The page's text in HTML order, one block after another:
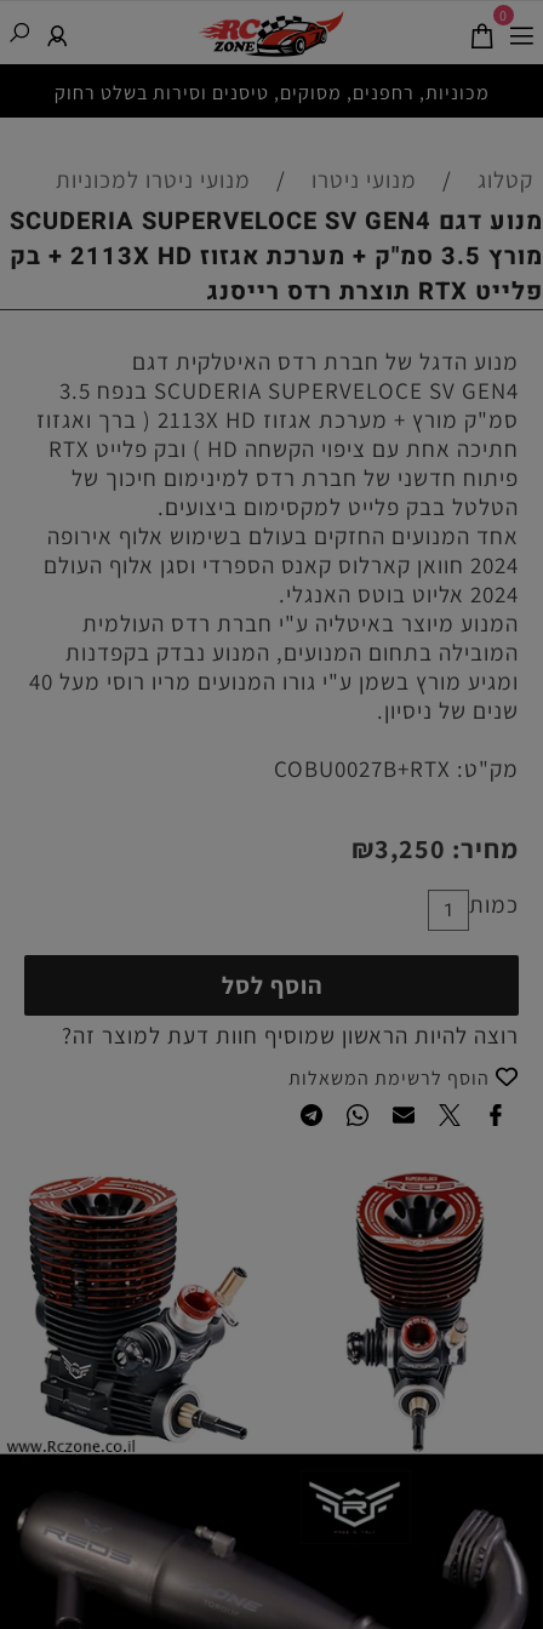
מכוניות, רחפנים, מסוקים, טיסנים וסירות בשלט רחוק
0
קטלוג / מנועי ניטרו / מנועי ניטרו למכוניות
מנוע דגם SCUDERIA SUPERVELOCE SV GEN4
מורץ 3.5 סמ"ק + מערכת אגזוז 2113X HD + בק
פלייט RTX תוצרת רדס רייסנג
מנוע הדגל של חברת רדס האיטלקית דגם
SCUDERIA SUPERVELOCE SV GEN4 בנפח 3.5
סמ"ק מורץ + מערכת אגזוז 2113X HD ( ברך ואגזוז
חתיכה אחת עם ציפוי הקשחה HD ) ובק פלייט RTX
פיתוח חדשני של חברת רדס למינימום חיכוך של
הטלטל בבק פלייט למקסימום ביצועים.
אחד המנועים החזקים בעולם בשימוש אלוף אירופה
2024 חוואן קארלוס קאנס הספרדי וסגן אלוף העולם
2024 אליוט בוטס האנגלי.
המנוע מיוצר באיטליה ע"י חברת רדס העולמית
המובילה בתחום המנועים, המנוע נבדק בקפדנות
ומגיע מורץ בשמן ע"י גורו המנועים מריו רוסי מעל 40
שנים של ניסיון.
מק"ט: COBU0027B+RTX
מחיר: ₪3,250
כמות
הוסף לסל
רוצה להיות הראשון שמוסיף חוות דעת למוצר זה?
הוסף לרשימת המשאלות